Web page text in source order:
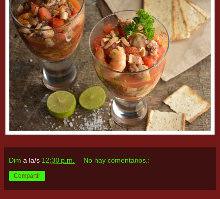
Dim a la/s 12:30 p.m. No hay comentarios.:
Compartir